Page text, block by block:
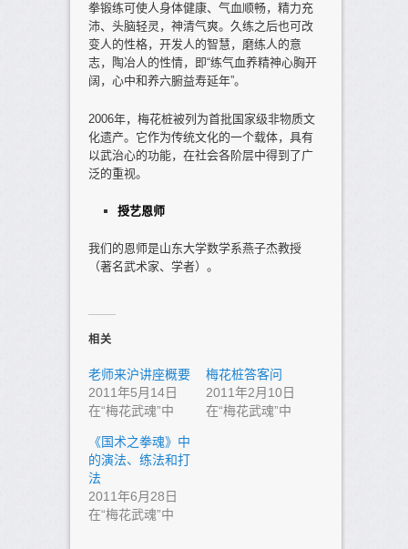
拳锻练可使人身体健康、气血顺畅，精力充
沛、头脑轻灵，神清气爽。久练之后也可改
变人的性格，开发人的智慧，磨练人的意
志，陶冶人的性情，即“练气血养精神心胸开
阔，心中和养六腑益寿延年”。
2006年，梅花桩被列为首批国家级非物质文
化遗产。它作为传统文化的一个载体，具有
以武治心的功能，在社会各阶层中得到了广
泛的重视。
授艺恩师
我们的恩师是山东大学数学系燕子杰教授
（著名武术家、学者）。
相关
老师来沪讲座概要
2011年5月14日
在“梅花武魂”中
梅花桩答客问
2011年2月10日
在“梅花武魂”中
《国术之拳魂》中
的演法、练法和打
法
2011年6月28日
在“梅花武魂”中